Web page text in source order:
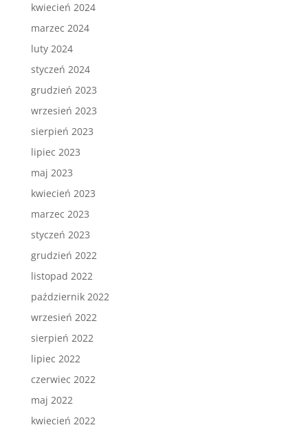
kwiecień 2024
marzec 2024
luty 2024
styczeń 2024
grudzień 2023
wrzesień 2023
sierpień 2023
lipiec 2023
maj 2023
kwiecień 2023
marzec 2023
styczeń 2023
grudzień 2022
listopad 2022
październik 2022
wrzesień 2022
sierpień 2022
lipiec 2022
czerwiec 2022
maj 2022
kwiecień 2022